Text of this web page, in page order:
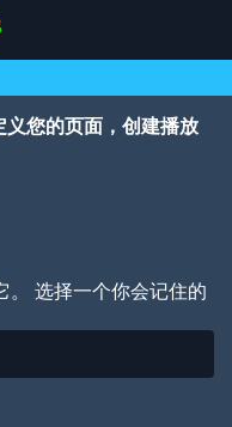
您的页面，创建播放
。 选择一个你会记住的